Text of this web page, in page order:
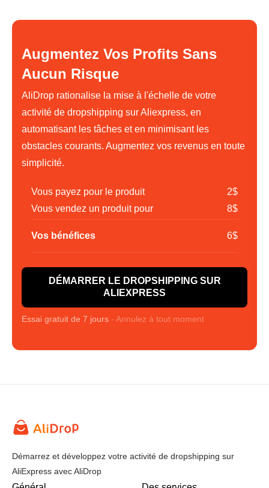
Augmentez Vos Profits Sans
Aucun Risque
AliDrop rationalise la mise à l'échelle de votre
activité de dropshipping sur Aliexpress, en
automatisant les tâches et en minimisant les
obstacles courants. Augmentez vos revenus en toute
simplicité.
Vous payez pour le produit
Vous vendez un produit pour
2$
8$
Vos bénéfices 6$
DÉMARRER LE DROPSHIPPING SUR
ALIEXPRESS
Essai gratuit de 7 jours - Annulez à tout moment
Démarrez et développez votre activité de dropshipping sur
AliExpress avec AliDrop